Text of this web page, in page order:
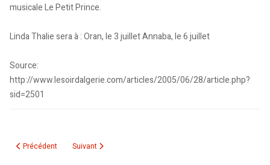
musicale Le Petit Prince.
Linda Thalie sera à : Oran, le 3 juillet Annaba, le 6 juillet
Source:
http://www.lesoirdalgerie.com/articles/2005/06/28/article.php?
sid=2501
Article précédent : Auditorium de la Radio : Conférence de presse de Lynda
Précédent Article suivant : Lynda Thalie, l’étoile qui monte
Suivant